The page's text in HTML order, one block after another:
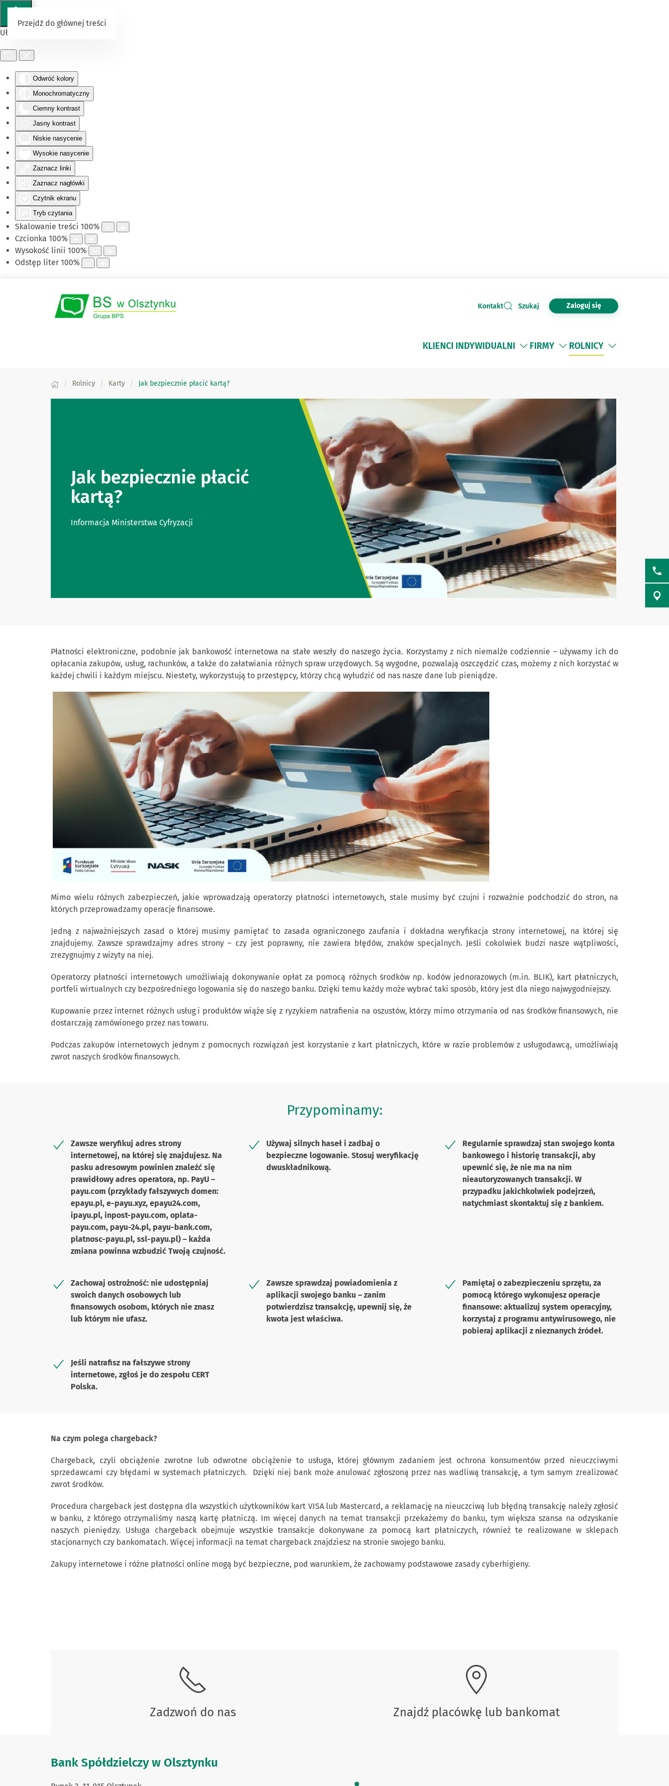
Ułatwienia dostępu
Odwróć kolory
Monochromatyczny
Ciemny kontrast
Jasny kontrast
Niskie nasycenie
Wysokie nasycenie
Zaznacz linki
Zaznacz nagłówki
Czytnik ekranu
Tryb czytania
Skalowanie treści 100%
Czcionka 100%
Wysokość linii 100%
Odstęp liter 100%
Przejdź do głównej treści
Kontakt Szukaj Zaloguj się
KLIENCI INDYWIDUALNI FIRMY ROLNICY
Rolnicy Karty Jak bezpiecznie płacić kartą?
Jak bezpiecznie płacić
kartą?
Informacja Ministerstwa Cyfryzacji
Płatności elektroniczne, podobnie jak bankowość internetowa na stałe weszły do naszego życia. Korzystamy z nich niemalże codziennie – używamy ich do
opłacania zakupów, usług, rachunków, a także do załatwiania różnych spraw urzędowych. Są wygodne, pozwalają oszczędzić czas, możemy z nich korzystać w
każdej chwili i każdym miejscu. Niestety, wykorzystują to przestępcy, którzy chcą wyłudzić od nas nasze dane lub pieniądze.
Mimo wielu różnych zabezpieczeń, jakie wprowadzają operatorzy płatności internetowych, stale musimy być czujni i rozważnie podchodzić do stron, na
których przeprowadzamy operacje finansowe.
Jedną z najważniejszych zasad o której musimy pamiętać to zasada ograniczonego zaufania i dokładna weryfikacja strony internetowej, na której się
znajdujemy. Zawsze sprawdzajmy adres strony – czy jest poprawny, nie zawiera błędów, znaków specjalnych. Jeśli cokolwiek budzi nasze wątpliwości,
zrezygnujmy z wizyty na niej.
Operatorzy płatności internetowych umożliwiają dokonywanie opłat za pomocą różnych środków np. kodów jednorazowych (m.in. BLIK), kart płatniczych,
portfeli wirtualnych czy bezpośredniego logowania się do naszego banku. Dzięki temu każdy może wybrać taki sposób, który jest dla niego najwygodniejszy.
Kupowanie przez internet różnych usług i produktów wiąże się z ryzykiem natrafienia na oszustów, którzy mimo otrzymania od nas środków finansowych, nie
dostarczają zamówionego przez nas towaru.
Podczas zakupów internetowych jednym z pomocnych rozwiązań jest korzystanie z kart płatniczych, które w razie problemów z usługodawcą, umożliwiają
zwrot naszych środków finansowych.
Przypominamy:
Zawsze weryfikuj adres strony
internetowej, na której się znajdujesz. Na
pasku adresowym powinien znaleźć się
prawidłowy adres operatora, np. PayU –
payu.com (przykłady fałszywych domen:
epayu.pl, e-payu.xyz, epayu24.com,
ipayu.pl, inpost-payu.com, oplata-
payu.com, payu-24.pl, payu-bank.com,
platnosc-payu.pl, ssl-payu.pl) – każda
zmiana powinna wzbudzić Twoją czujność.
Używaj silnych haseł i zadbaj o
bezpieczne logowanie. Stosuj weryfikację
dwuskładnikową.
Regularnie sprawdzaj stan swojego konta
bankowego i historię transakcji, aby
upewnić się, że nie ma na nim
nieautoryzowanych transakcji. W
przypadku jakichkolwiek podejrzeń,
natychmiast skontaktuj się z bankiem.
Zachowaj ostrożność: nie udostępniaj
swoich danych osobowych lub
finansowych osobom, których nie znasz
lub którym nie ufasz.
Zawsze sprawdzaj powiadomienia z
aplikacji swojego banku – zanim
potwierdzisz transakcję, upewnij się, że
kwota jest właściwa.
Pamiętaj o zabezpieczeniu sprzętu, za
pomocą którego wykonujesz operacje
finansowe: aktualizuj system operacyjny,
korzystaj z programu antywirusowego, nie
pobieraj aplikacji z nieznanych źródeł.
Jeśli natrafisz na fałszywe strony
internetowe, zgłoś je do zespołu CERT
Polska.
Na czym polega chargeback?
Chargeback, czyli obciążenie zwrotne lub odwrotne obciążenie to usługa, której głównym zadaniem jest ochrona konsumentów przed nieuczciwymi
sprzedawcami czy błędami w systemach płatniczych. Dzięki niej bank może anulować zgłoszoną przez nas wadliwą transakcję, a tym samym zrealizować
zwrot środków.
Procedura chargeback jest dostępna dla wszystkich użytkowników kart VISA lub Mastercard, a reklamację na nieuczciwą lub błędną transakcję należy zgłosić
w banku, z którego otrzymaliśmy naszą kartę płatniczą. Im więcej danych na temat transakcji przekażemy do banku, tym większa szansa na odzyskanie
naszych pieniędzy. Usługa chargeback obejmuje wszystkie transakcje dokonywane za pomocą kart płatniczych, również te realizowane w sklepach
stacjonarnych czy bankomatach. Więcej informacji na temat chargeback znajdziesz na stronie swojego banku.
Zakupy internetowe i różne płatności online mogą być bezpieczne, pod warunkiem, że zachowamy podstawowe zasady cyberhigieny.
Zadzwoń do nas Znajdź placówkę lub bankomat
Bank Spółdzielczy w Olsztynku